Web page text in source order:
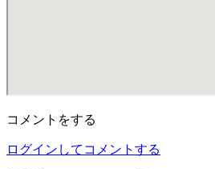
コメントをする
ログインしてコメントする